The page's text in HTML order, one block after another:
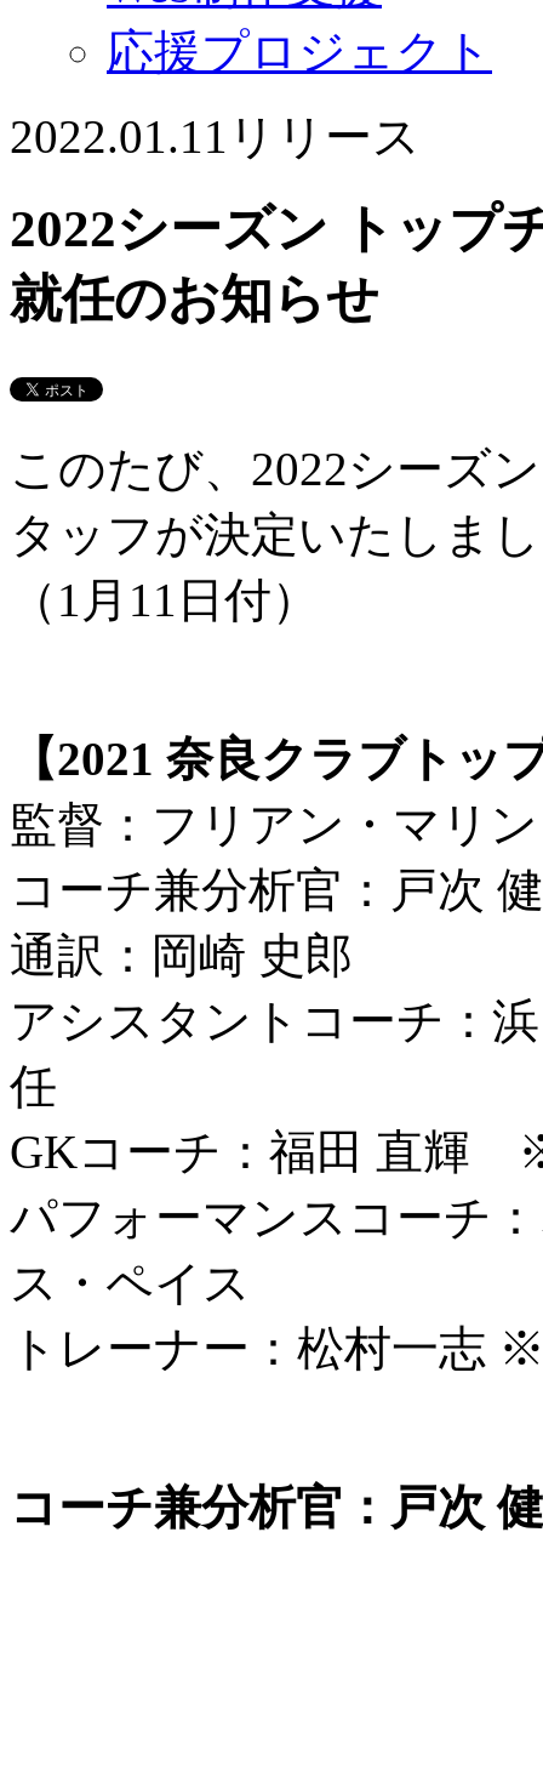
応援プロジェクト
2022.01.11 リリース
2022シーズン トップ
就任のお知らせ
このたび、2022シーズ
タッフが決定いたしま
（1月11日付）
【2021 奈良クラブトッ
監督：フリアン・マリ
コーチ兼分析官：戸次
通訳：岡崎 史郎
アシスタントコーチ：
任
GKコーチ：福田 直輝
パフォーマンスコーチ
ス・ペイス
トレーナー：松村一志
コーチ兼分析官：戸次